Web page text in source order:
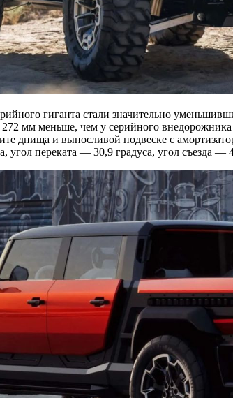
гиганта стали значительно
мм меньше, чем у серийного
днища и выносливой подвеске с
угол переката — 30,9 градуса, угол съезда —